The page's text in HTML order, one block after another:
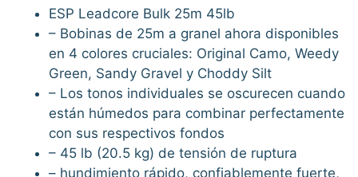
ESP Leadcore Bulk 25m 45lb
– Bobinas de 25m a granel ahora disponibles
en 4 colores cruciales: Original Camo, Weedy
Green, Sandy Gravel y Choddy Silt
– Los tonos individuales se oscurecen cuando
están húmedos para combinar perfectamente
con sus respectivos fondos
– 45 lb (20.5 kg) de tensión de ruptura
– hundimiento rápido, confiablemente fuerte,